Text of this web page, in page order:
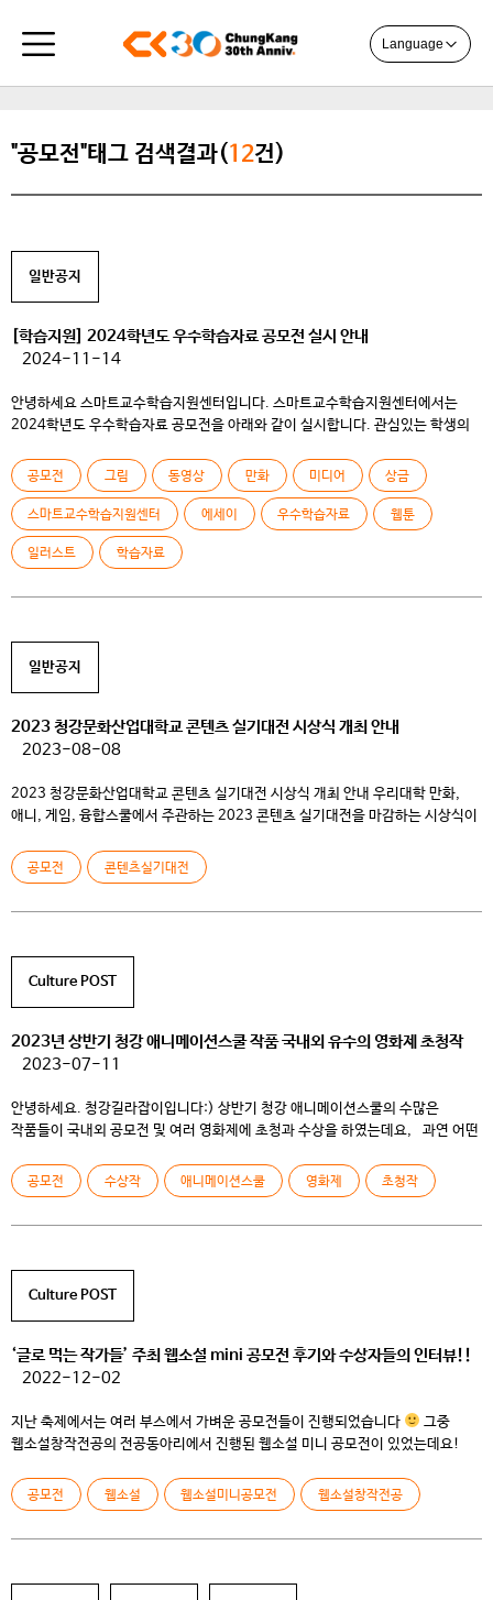
Language
"공모전"태그 검색결과(12건)
일반공지
[학습지원] 2024학년도 우수학습자료 공모전 실시 안내
2024-11-14
안녕하세요 스마트교수학습지원센터입니다. 스마트교수학습지원센터에서는
2024학년도 우수학습자료 공모전을 아래와 같이 실시합니다. 관심있는 학생의
2. 공모주제 – 나만의 학습노하우 : 후배에게 들려주는 학습 노하우, 학습시간
관리 방법, 대면/원격학습에서의 최적화된 학습 방법 등 – 나의 대학생활 : 대학
및 전공 신청 동기, […]
공모전 그림 동영상 만화 미디어 상금
스마트교수학습지원센터 에세이 우수학습자료 웹툰
일러스트 학습자료
일반공지
2023 청강문화산업대학교 콘텐츠 실기대전 시상식 개최 안내
2023-08-08
2023 청강문화산업대학교 콘텐츠 실기대전 시상식 개최 안내 우리대학 만화,
애니, 게임, 융합스쿨에서 주관하는 2023 콘텐츠 실기대전을 마감하는 시상식이
수상작도 창작마을 2층 갤러리 ‘봄’에 함께 전시할 예정입니다. 2023 콘텐츠
실기대전은 4,892작품이 접수되어 작년대비 30%가 늘어났으며 역대 최대
공모전 콘텐츠실기대전
Culture POST
2023년 상반기 청강 애니메이션스쿨 작품 국내외 유수의 영화제 초청작
2023-07-11
안녕하세요. 청강길라잡이입니다:) 상반기 ​청강 애니메이션스쿨의 수많은
작품들이 국내외 공모전 및 여러 영화제에 초청과 수상을 하였는데요, 과연 어떤
공식유튜브채널에 있는 영상은 링크를 공유하였고, 아직 업로드 이전 작품은
스틸컷으로 대체하였습니다.) 싱가포르 World Film Carnival – Singapore
공모전 수상작 애니메이션스쿨 영화제 초청작
Culture POST
‘글로 먹는 작가들’ 주최 웹소설 mini 공모전 후기와 수상자들의 인터뷰!!
2022-12-02
지난 축제에서는 여러 부스에서 가벼운 공모전들이 진행되었습니다
그중
웹소설창작전공의 전공동아리에서 진행된 웹소설 미니 공모전이 있었는데요!
공모전의 수상자 두 분과 행사를 총괄한 동아리장을 모시고 인터뷰를 진행해
보았습니다. 이하는 동아리장 인터뷰 입니다!! Q. 글로 먹는 작가들은 어떤
공모전 웹소설 웹소설미니공모전 웹소설창작전공